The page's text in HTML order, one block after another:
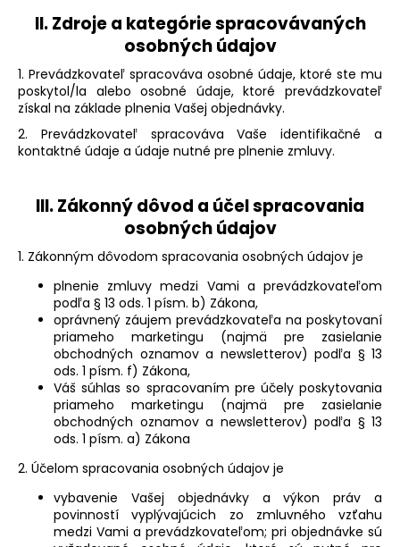
II.Zdroje a kategórie spracovávaných
osobných údajov
1. Prevádzkovateľ spracováva osobné údaje, ktoré ste mu
poskytol/la alebo osobné údaje, ktoré prevádzkovateľ
získal na základe plnenia Vašej objednávky.
2. Prevádzkovateľ spracováva Vaše identifikačné a
kontaktné údaje a údaje nutné pre plnenie zmluvy.
III.Zákonný dôvod a účel spracovania
osobných údajov
1. Zákonným dôvodom spracovania osobných údajov je
plnenie zmluvy medzi Vami a prevádzkovateľom
podľa § 13 ods. 1 písm. b) Zákona,
oprávnený záujem prevádzkovateľa na poskytovaní
priameho marketingu (najmä pre zasielanie
obchodných oznamov a newsletterov) podľa § 13
ods. 1 písm. f) Zákona,
Váš súhlas so spracovaním pre účely poskytovania
priameho marketingu (najmä pre zasielanie
obchodných oznamov a newsletterov) podľa § 13
ods. 1 písm. a) Zákona
2. Účelom spracovania osobných údajov je
vybavenie Vašej objednávky a výkon práv a
povinností vyplývajúcich zo zmluvného vzťahu
medzi Vami a prevádzkovateľom; pri objednávke sú
HĽADAŤ
O
ú